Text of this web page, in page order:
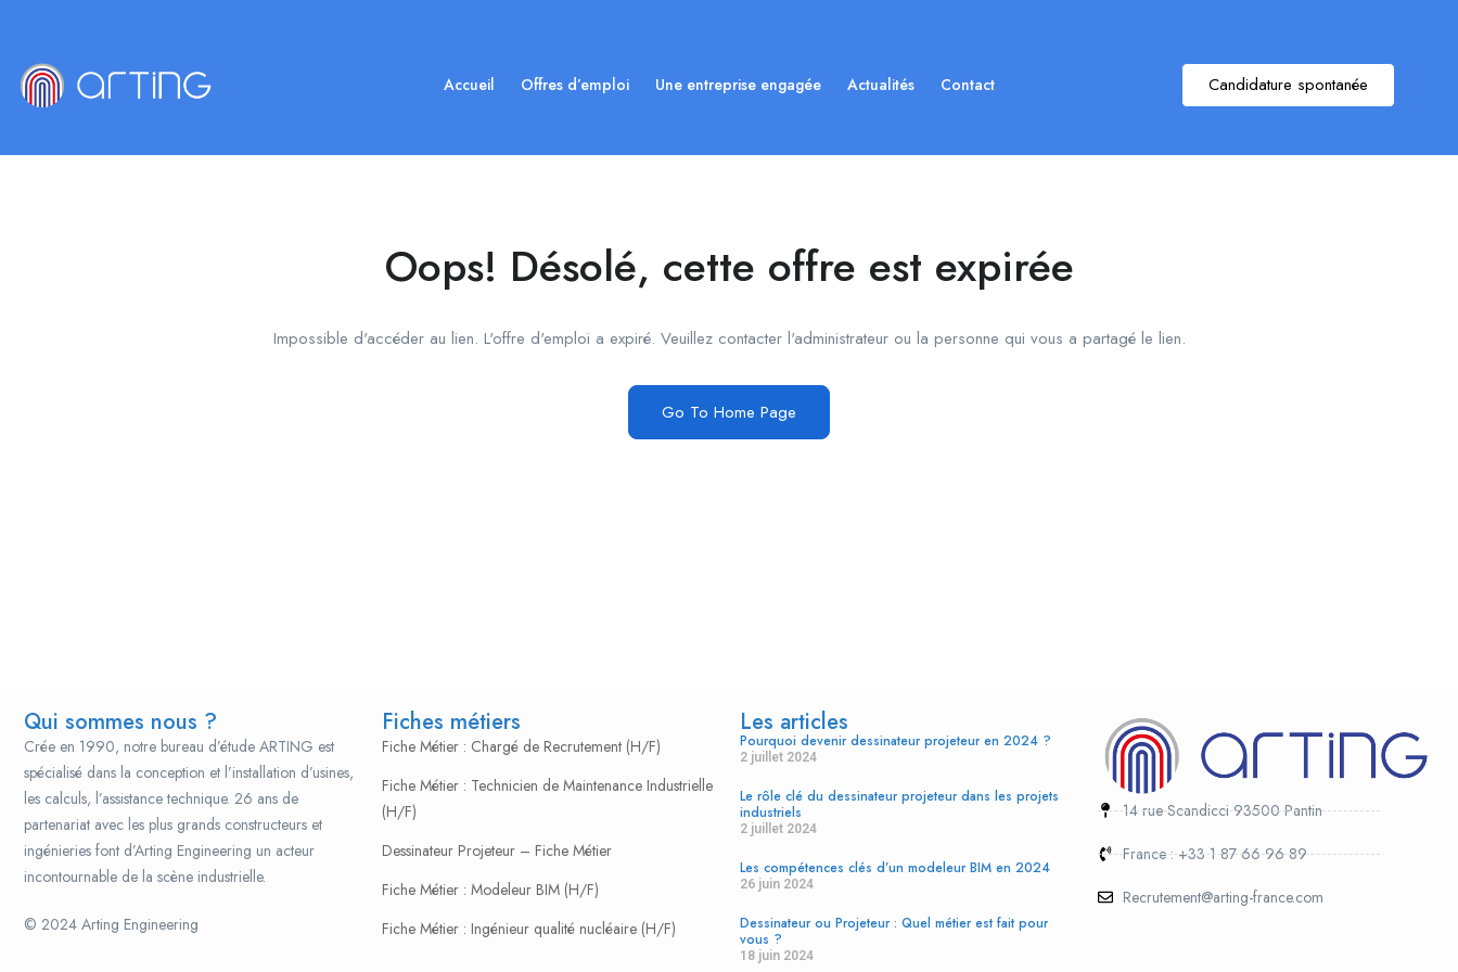
Accueil Offres d’emploi Une entreprise engagée Actualités Contact Candidature spontanée
Oops! Désolé, cette offre est expirée
Impossible d'accéder au lien. L'offre d'emploi a expiré. Veuillez contacter l'administrateur ou la personne qui vous a partagé le lien.
Go To Home Page
Qui sommes nous ?
Crée en 1990, notre bureau d’étude ARTING est
spécialisé dans la conception et l’installation d’usines,
les calculs, l’assistance technique. 26 ans de
partenariat avec les plus grands constructeurs et
ingénieries font d’Arting Engineering un acteur
incontournable de la scène industrielle.
popcultureclothing.org
© 2024 Arting Engineering
Fiches métiers
Fiche Métier : Chargé de Recrutement (H/F)
Fiche Métier : Technicien de Maintenance Industrielle
(H/F)
Dessinateur Projeteur – Fiche Métier
Fiche Métier : Modeleur BIM (H/F)
Fiche Métier : Ingénieur qualité nucléaire (H/F)
Les articles
Pourquoi devenir dessinateur projeteur en 2024 ?
2 juillet 2024
Le rôle clé du dessinateur projeteur dans les projets
industriels
2 juillet 2024
Les compétences clés d’un modeleur BIM en 2024
26 juin 2024
Dessinateur ou Projeteur : Quel métier est fait pour
vous ?
18 juin 2024
14 rue Scandicci 93500 Pantin
France : +33 1 87 66 96 89
Recrutement@arting-france.com